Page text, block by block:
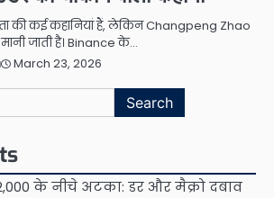
की कई कहानियां हैं, लेकिन Changpeng Zhao
जाती है। Binance के…
March 23, 2026
के नीचे अटका: डर और मैक्रो दबाव